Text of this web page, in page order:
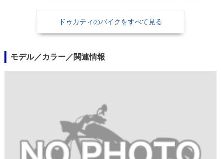
ドゥカティのバイクをすべて見る
モデル／カラー／関連情報